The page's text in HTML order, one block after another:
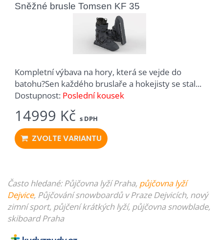
Sněžné brusle Tomsen KF 35
Kompletní výbava na hory, která se vejde do
batohu?Sen každého bruslaře a hokejisty se stal...
Dostupnost: Poslední kousek
14999 Kč s DPH
ZVOLTE VARIANTU
Často hledané: PůjčovnalyžíPraha, půjčovna lyží
Dejvice, Půjčovánísnowboardův Praze Dejvicích, nový
zimní sport, půjčeníkrátkých lyží, půjčovna snowblade,
skiboard Praha